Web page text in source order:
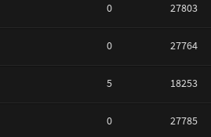
0 27803
0 27764
5 18253
0 27785